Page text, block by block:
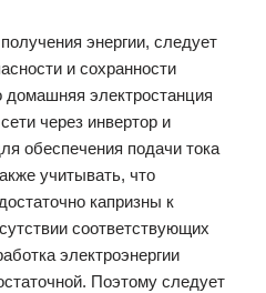
энергии, следует
и сохранности
домашняя электростанция
через инвертор и
обеспечения подачи тока
учитывать, что
капризны к
соответствующих
электроэнергии
Поэтому следует